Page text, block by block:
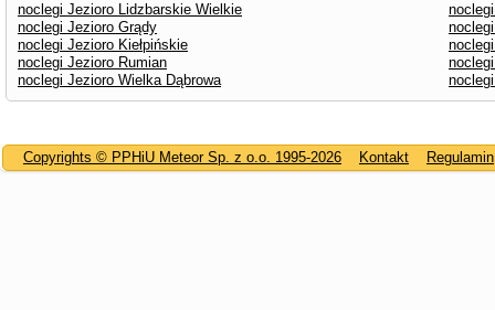
noclegi Jezioro Lidzbarskie Wielkie
noclegi Jezioro Grądy
noclegi Jezioro Kiełpińskie
noclegi Jezioro Rumian
noclegi Jezioro Wielka Dąbrowa
Copyrights © PPHiU Meteor Sp. z o.o. 1995-2026 Kontakt Regulamin